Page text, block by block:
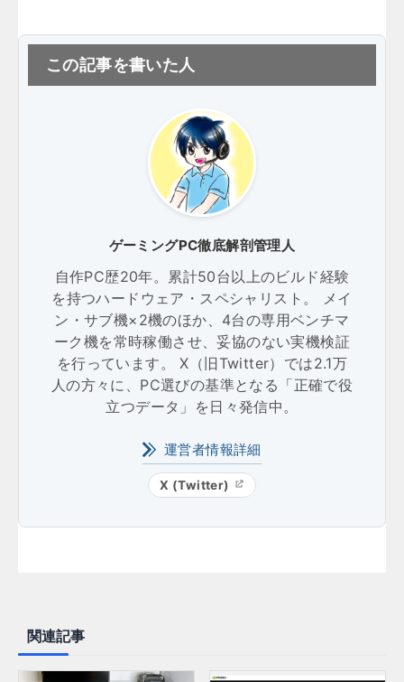
この記事を書いた人
ゲーミングPC徹底解剖管理人
自作PC歴20年。累計50台以上のビルド経験
を持つハードウェア・スペシャリスト。 メイ
ン・サブ機×2機のほか、4台の専用ベンチマ
ーク機を常時稼働させ、妥協のない実機検証
を行っています。 X（旧Twitter）では2.1万
人の方々に、PC選びの基準となる「正確で役
立つデータ」を日々発信中。
運営者情報詳細
X (Twitter)
関連記事